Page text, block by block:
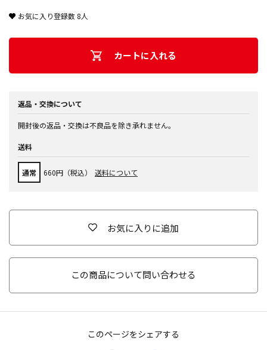
お気に入り登録数 8人
カートに入れる
返品・交換について
開封後の返品・交換は不良品を除き承れません。
送料
通常 660円（税込） 送料について
お気に入りに追加
この商品について問い合わせる
このページをシェアする